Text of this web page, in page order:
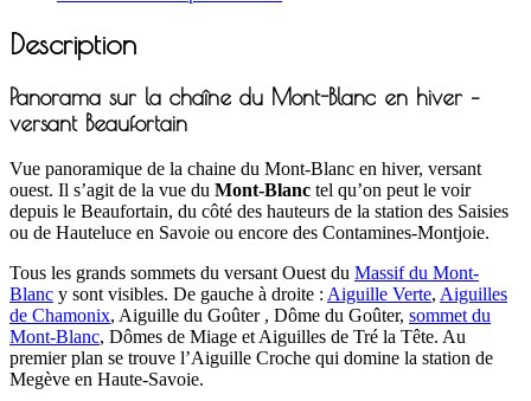
Description
Panorama sur la chaîne du Mont-Blanc en hiver –
versant Beaufortain
Vue panoramique de la chaine du Mont-Blanc en hiver, versant
ouest. Il s’agit de la vue du Mont-Blanc tel qu’on peut le voir
depuis le Beaufortain, du côté des hauteurs de la station des Saisies
ou de Hauteluce en Savoie ou encore des Contamines-Montjoie.
Tous les grands sommets du versant Ouest du Massif du Mont-
Blanc y sont visibles. De gauche à droite : Aiguille Verte, Aiguilles
de Chamonix, Aiguille du Goûter , Dôme du Goûter, sommet du
Mont-Blanc, Dômes de Miage et Aiguilles de Tré la Tête. Au
premier plan se trouve l’Aiguille Croche qui domine la station de
Megève en Haute-Savoie.